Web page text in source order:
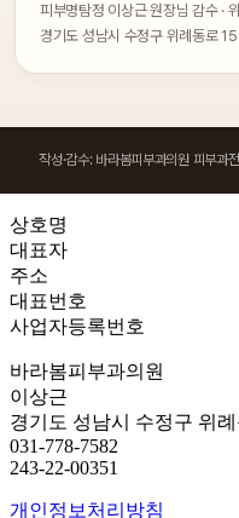
피부명탐정 이상근 원장님 감수 ·
경기도 성남시 수정구 위례동로
작성·감수: 바라봄피부과의원 피부
상호명
대표자
주소
대표번호
사업자등록번호
바라봄피부과의원
이상근
경기도 성남시 수정구 위
031-778-7582
243-22-00351
개인정보처리방침